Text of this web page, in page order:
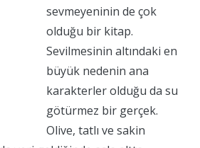
sevmeyeninin de çok
olduğu bir kitap.
Sevilmesinin altındaki en
büyük nedenin ana
karakterler olduğu da su
götürmez bir gerçek.
Olive, tatlı ve sakin